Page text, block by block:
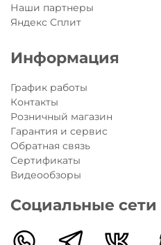
Шлем Micro 3D Скутерзавры
но яркий и смелый образ во
Все шлемы Micro соответствуют
безопасности EN1078 - это
скейтборде и роликах.
Наши партнеры
Яндекс Сплит
Информация
График работы
Контакты
Розничный магазин
Гарантия и сервис
Обратная связь
Сертификаты
Видеообзоры
Социальные сети